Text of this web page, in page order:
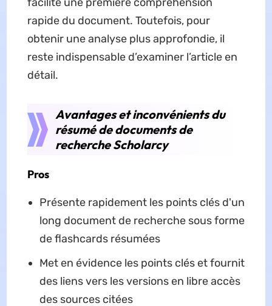
rapide du document. Toutefois, pour
obtenir une analyse plus approfondie, il
reste indispensable d’examiner l’article en
détail.
Avantages et inconvénients du
résumé de documents de
recherche Scholarcy
Pros
Présente rapidement les points clés d'un
long document de recherche sous forme
de flashcards résumées
Met en évidence les points clés et fournit
des liens vers les versions en libre accès
des sources citées